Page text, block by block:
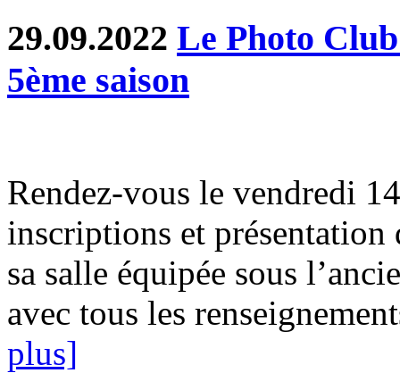
29.09.2022 Le Photo
5ème saison
Rendez-vous le vendredi
inscriptions et
sa salle équipée sous
avec tous les
plus]